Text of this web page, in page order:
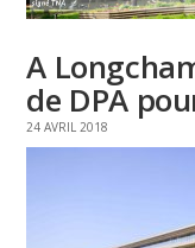
A
de DPA
24 AVRIL 2018